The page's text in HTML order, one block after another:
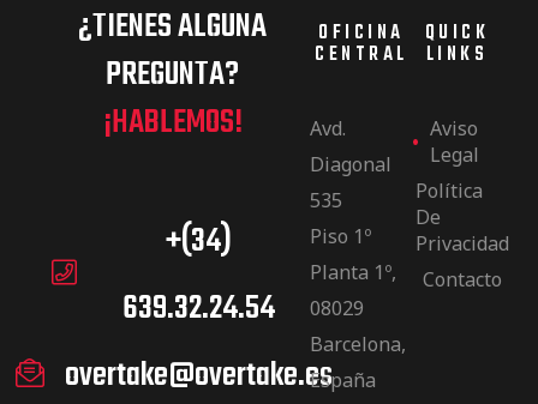
¿TIENES ALGUNA
PREGUNTA?
¡HABLEMOS!
+(34)
639.32.24.54
overtake@overtake.es
OFICINA
CENTRAL
Avd.
Diagonal
535
Piso 1º
Planta 1º,
08029
Barcelona,
España
QUICK
LINKS
Aviso
Legal
Política
De
Privacidad
Contacto